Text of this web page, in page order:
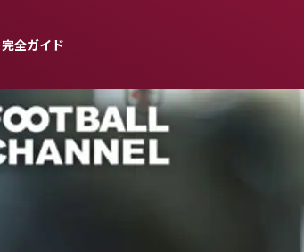
完全ガイド